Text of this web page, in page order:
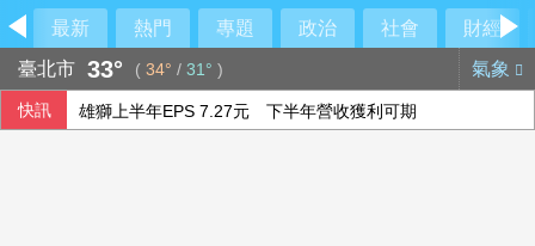
最新 熱門 專題 政治 社會
財經
臺北市 33° ( 34° / 31° ) 氣象
快訊 雄獅上半年EPS 7.27元 下半年營收獲利可期